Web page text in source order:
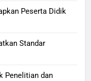
Peserta Didik
Standar
Penelitian dan